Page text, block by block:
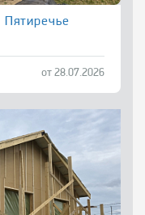
Пятиречье
от 28.07.2026